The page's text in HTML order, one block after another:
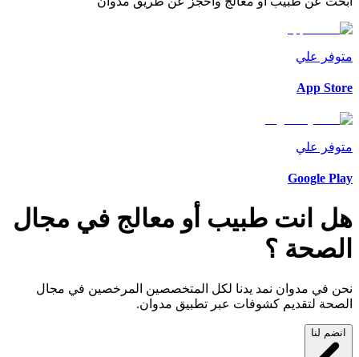
متوفر علي
App Store
متوفر علي
Google Play
هل انت طبيب أو معالج في مجال
الصحة ؟
نحن في مدوان نمد يدنا لكل المتخصصين المرخصين في مجال
الصحة لتقديم كشوفات عبر تطبيق مدوان.
انضم لنا